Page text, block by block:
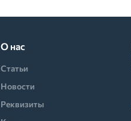
О нас
Статьи
Новости
Реквизиты